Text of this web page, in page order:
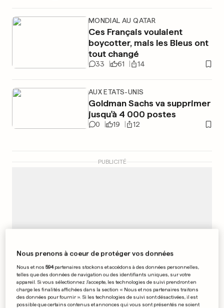
MONDIAL AU QATAR
Ces Français voulaient
boycotter, mais les Bleus ont
tout changé
33 61 14
AUX ETATS-UNIS
Goldman Sachs va supprimer
jusqu'à 4 000 postes
0 19 12
PUBLICITÉ
Nous prenons à coeur de protéger vos données
Nous et nos594partenaires stockons et accédons à des données personnelles,
telles que des données de navigation ou des identifiants uniques, sur votre
appareil. Si vous sélectionnez J'accepte, les technologies de suivi prendront en
charge les finalités affichées dans la section « Nous et nos partenaires traitons
des données pour fournir ». Si les technologies de suivi sont désactivées, il est
possible que certains contenus et annonces qui vous sont présentés ne soient